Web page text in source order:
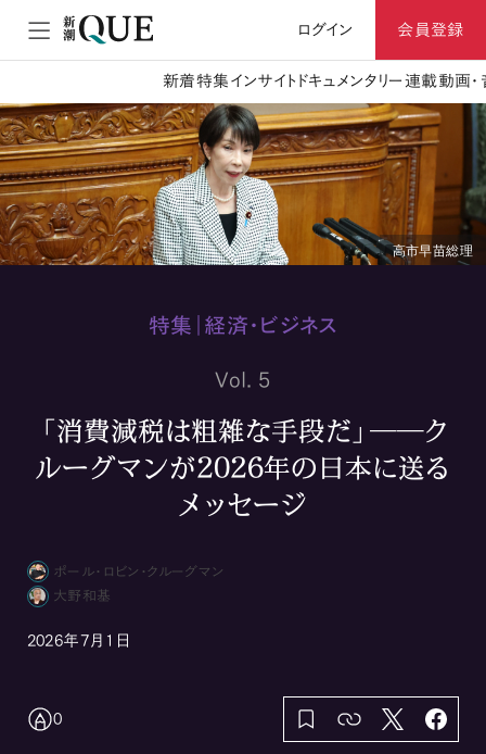
ログイン 会員登録
新着特集 インサイト ドキュメンタリー 連載動画
高市早苗総理
特集｜経済・ビジネス
Vol. 5
「消費減税は粗雑な手段だ」――ク
ルーグマンが2026年の日本に送る
メッセージ
ポール・ロビン・クルーグマン
大野和基
2026年7月1日
0